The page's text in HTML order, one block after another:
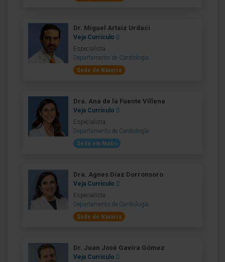
Dr. Miguel Artaiz Urdaci
Veja Currículo
Especialista
Departamento de Cardiología
Sede de Navarra
Dra. Ana de la Fuente Villena
Veja Currículo
Especialista
Departamento de Cardiología
Sede em Madri
Dra. Agnes Díaz Dorronsoro
Veja Currículo
Especialista
Departamento de Cardiología
Sede de Navarra
Dr. Juan José Gavira Gómez
Veja Currículo